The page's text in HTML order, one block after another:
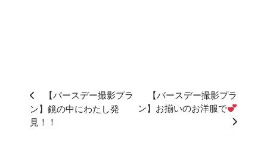
【バースデー撮影プラ
ン】鏡の中にわたし発
見！！
【バースデー撮影プラ
ン】お揃いのお洋服で